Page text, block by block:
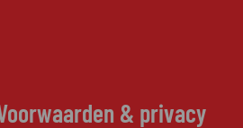
& privacy